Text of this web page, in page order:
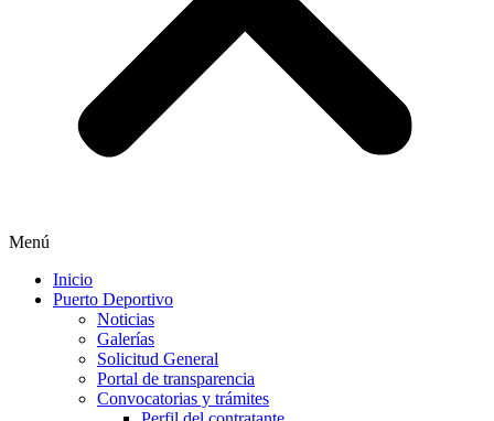
Menú
Inicio
Puerto Deportivo
Noticias
Galerías
Solicitud General
Portal de transparencia
Convocatorias y trámites